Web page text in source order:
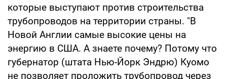
которые выступают против строительства
трубопроводов на территории страны. "В
Новой Англии самые высокие цены на
энергию в США. А знаете почему? Потому что
губернатор (штата Нью-Йорк Эндрю) Куомо
не позволяет проложить трубопровод через